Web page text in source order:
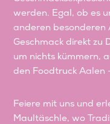
werden. Egal, ob es
anderen besonderen
Geschmack direkt zu
um nichts kümmern,
den Foodtruck Aalen
Feiere mit uns und
Maultäschle, wo